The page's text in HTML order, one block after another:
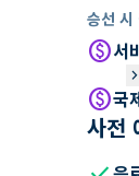
승선 시
paid서
keyboard_arrow_right
paid국
사전